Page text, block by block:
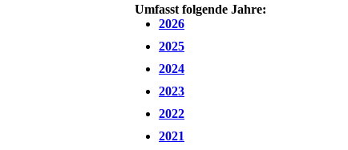
Umfasst folgende Jahre:
2026
2025
2024
2023
2022
2021